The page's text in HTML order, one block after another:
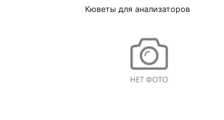
Кюветы для анализаторов